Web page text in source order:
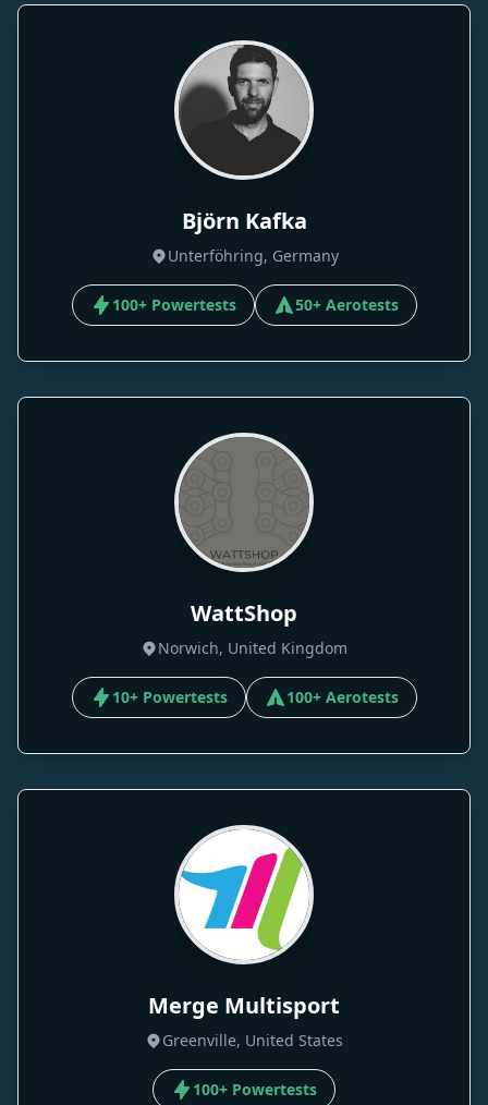
Björn Kafka
Unterföhring, Germany
100+ Powertests 50+ Aerotests
WattShop
Norwich, United Kingdom
10+ Powertests 100+ Aerotests
Merge Multisport
Greenville, United States
100+ Powertests